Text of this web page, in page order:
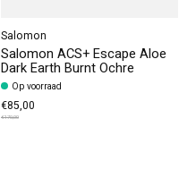
Salomon
Salomon ACS+ Escape Aloe
Dark Earth Burnt Ochre
Op voorraad
€85,00
€170,00